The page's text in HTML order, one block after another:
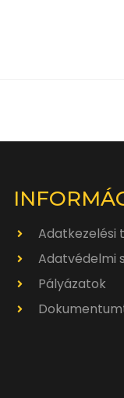
Adatkezelési
Adatvédelmi
Pályázatok